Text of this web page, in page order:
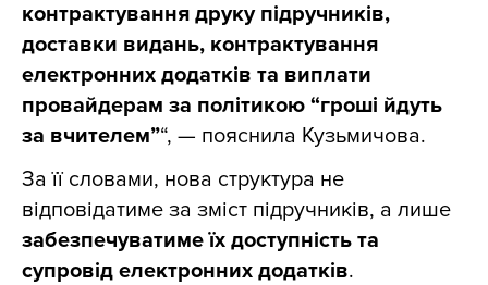
контрактування друку підручників,
доставки видань, контрактування
електронних додатків та виплати
провайдерам за політикою “гроші йдуть
за вчителем”“, — пояснила Кузьмичова.
За її словами, нова структура не
відповідатиме за зміст підручників, а лише
забезпечуватиме їх доступність та
супровід електронних додатків.